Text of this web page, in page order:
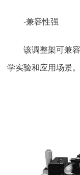
-兼容性强
该调整架可兼容
学实验和应用场景。